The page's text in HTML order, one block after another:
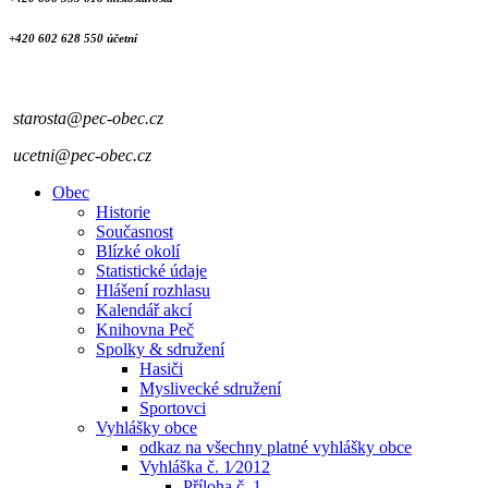
+420 602 628 550 účetní
starosta@pec-obec.cz
ucetni@pec-obec.cz
Obec
Historie
Současnost
Blízké okolí
Statistické údaje
Hlášení rozhlasu
Kalendář akcí
Knihovna Peč
Spolky & sdružení
Hasiči
Myslivecké sdružení
Sportovci
Vyhlášky obce
odkaz na všechny platné vyhlášky obce
Vyhláška č. 1⁄2012